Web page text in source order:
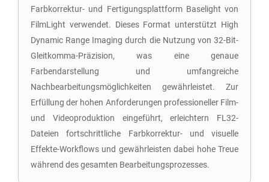
Farbkorrektur- und Fertigungsplattform Baselight von
FilmLight verwendet. Dieses Format unterstützt High
Dynamic Range Imaging durch die Nutzung von 32-Bit-
Gleitkomma-Präzision, was eine genaue
Farbendarstellung und umfangreiche
Nachbearbeitungsmöglichkeiten gewährleistet. Zur
Erfüllung der hohen Anforderungen professioneller Film-
und Videoproduktion eingeführt, erleichtern FL32-
Dateien fortschrittliche Farbkorrektur- und visuelle
Effekte-Workflows und gewährleisten dabei hohe Treue
während des gesamten Bearbeitungsprozesses.